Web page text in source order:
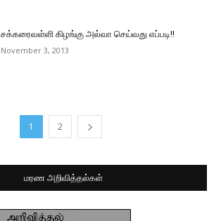
சக்கரைவள்ளி கிழங்கு அல்வா செய்வது எப்படி!!
November 3, 2013
1 2
மரண அறிவித்தல்கள்